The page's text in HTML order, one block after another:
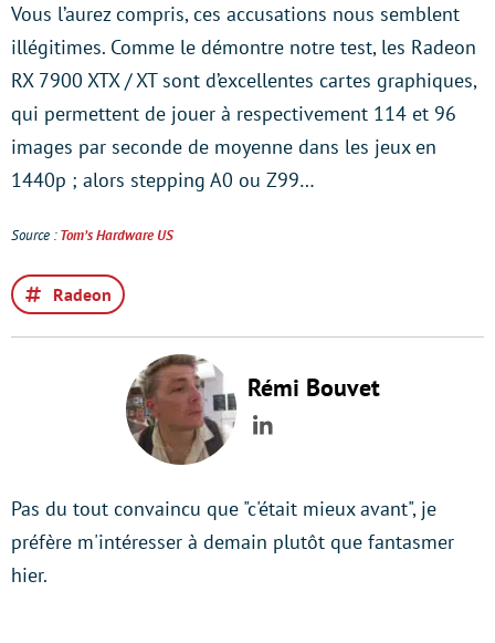
Vous l’aurez compris, ces accusations nous semblent
illégitimes. Comme le démontre notre test, les Radeon
RX 7900 XTX / XT sont d’excellentes cartes graphiques,
qui permettent de jouer à respectivement 114 et 96
images par seconde de moyenne dans les jeux en
1440p ; alors stepping A0 ou Z99…
Source :Tom’s Hardware US
Radeon
Rémi Bouvet
LinkedIn
Pas du tout convaincu que "c'était mieux avant", je
préfère m'intéresser à demain plutôt que fantasmer
hier.